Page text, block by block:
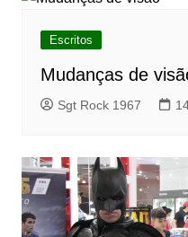
Escritos
Mudanças de
Sgt Rock 1967